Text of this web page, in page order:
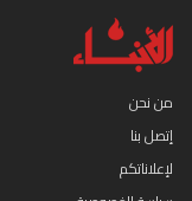
من نحن
إتصل بنا
لإعلاناتكم